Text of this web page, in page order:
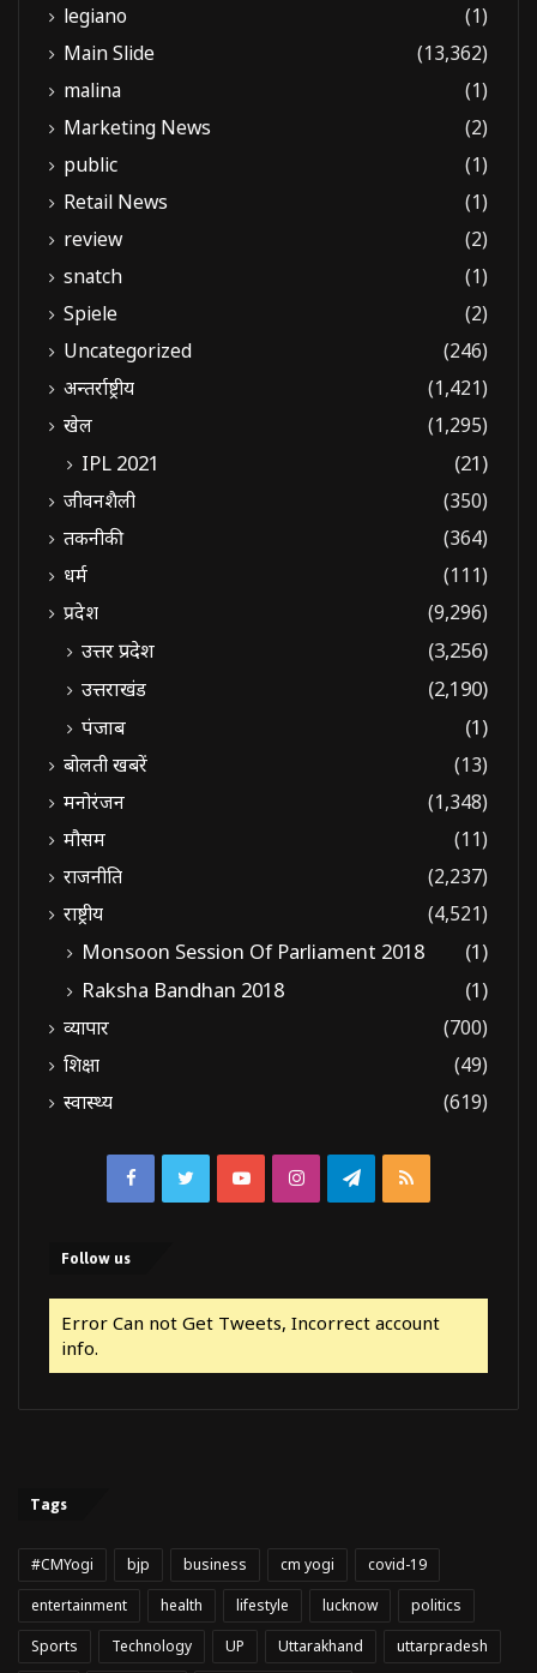
legiano
(1)
Main Slide
(13,362)
malina
(1)
Marketing News
(2)
public
(1)
Retail News
(1)
review
(2)
snatch
(1)
Spiele
(2)
Uncategorized
(246)
अन्तर्राष्ट्रीय
(1,421)
खेल
(1,295)
IPL 2021 (21)
जीवनशैली
(350)
तकनीकी
(364)
धर्म
(111)
प्रदेश
(9,296)
उत्तर प्रदेश
(3,256)
उत्तराखंड
(2,190)
पंजाब
(1)
बोलती खबरें
(13)
मनोरंजन
(1,348)
मौसम
(11)
राजनीति
(2,237)
राष्ट्रीय
(4,521)
Monsoon Session Of Parliament 2018
(1)
Raksha Bandhan 2018
(1)
व्यापार
(700)
शिक्षा
(49)
स्वास्थ्य
(619)
FacebookTwitterYouTubeInstagramTelegram
RSS
Follow us
Error Can not Get Tweets, Incorrect account
info.
Tags
#CMYogi bjp business cm yogi
covid-19
entertainment
health lifestyle lucknow
politics
Sports
Technology UP Uttarakhand uttarpradesh